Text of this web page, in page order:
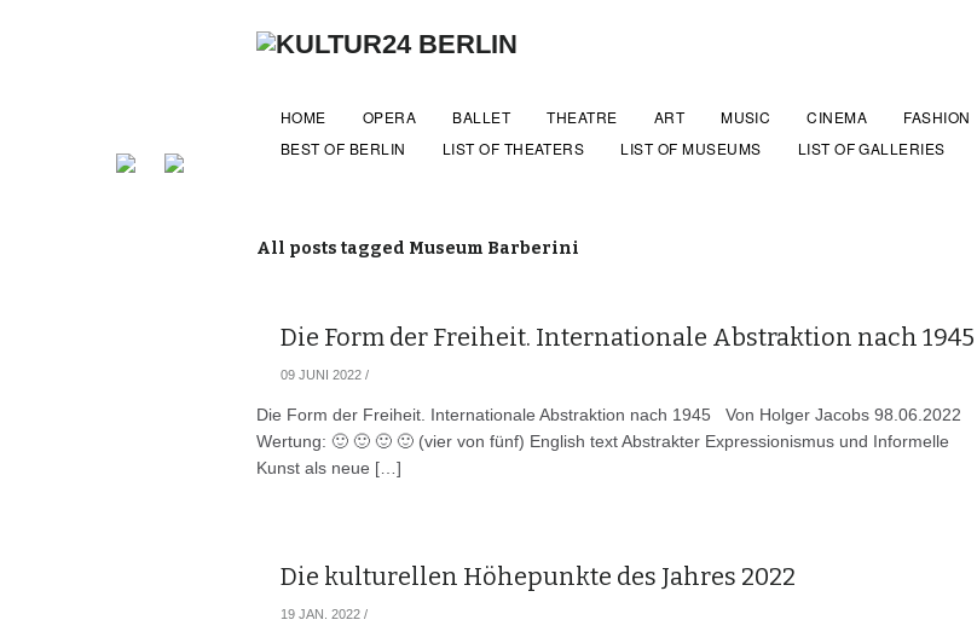
HOME OPERA BALLET THEATRE ART MUSIC CINEMA FASHION
BEST OF BERLIN
LIST OF THEATERS LIST OF MUSEUMS LIST OF GALLERIES
All posts tagged Museum Barberini
Die Form der Freiheit. Internationale Abstraktion nach 1945
09 JUNI 2022 /
Die Form der Freiheit. Internationale Abstraktion nach 1945 Von Holger Jacobs 98.06.2022
Wertung: 🙂 🙂 🙂 🙂 (vier von fünf) English text Abstrakter Expressionismus und Informelle
Kunst als neue […]
Die kulturellen Höhepunkte des Jahres 2022
19 JAN. 2022 /